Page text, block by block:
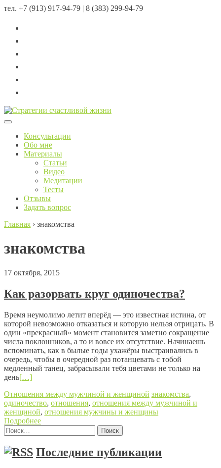
тел. +7 (913) 917-94-79 | 8 (383) 299-94-79
Menu
Консультации
Обо мне
Материалы
Статьи
Видео
Медитации
Тесты
Отзывы
Задать вопрос
Главная › знакомства
знакомства
17 октября, 2015
Как разорвать круг одиночества?
Время неумолимо летит вперёд — это известная истина, от
которой невозможно отказаться и которую нельзя отрицать. В
один «прекрасный» момент становится заметно сокращение
числа поклонников, а то и вовсе их отсутствие. Начинаешь
вспоминать, как в былые годы ухажёры выстраивались в
очередь, чтобы в очередной раз потанцевать с тобой
медленный танец, забрасывали тебя цветами не только на
день[…]
Отношения между мужчиной и женщиной знакомства,
одиночество, отношения, отношения между мужчиной и
женщиной, отношения мужчины и женщины
Подробнее
Найти:
Последние публикации